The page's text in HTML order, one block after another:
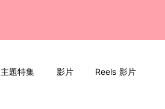
主題特集 影片 Reels 影片